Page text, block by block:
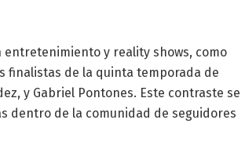
entretenimiento y reality shows, como
finalistas de la quinta temporada de
y Gabriel Pontones. Este contraste se
dentro de la comunidad de seguidores